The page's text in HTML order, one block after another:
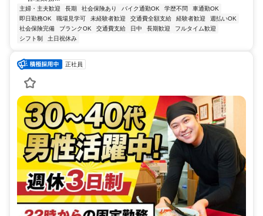
主婦・主夫歓迎 長期 社会保険あり バイク通勤OK 学歴不問
車通勤OK
即日勤務OK
職場見学可 未経験者歓迎 交通費全額支給 経験者歓迎
週払いOK
社会保険完備
ブランクOK 交通費支給 日中 長期歓迎
フルタイム歓迎
シフト制
土日祝休み
正社員